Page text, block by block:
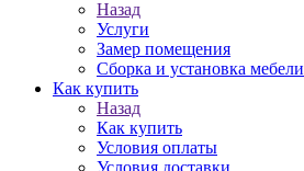
Назад
Услуги
Замер помещения
Сборка и установка мебели
Как купить
Назад
Как купить
Условия оплаты
Условия доставки